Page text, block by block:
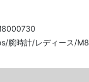
腕時計/レディース/